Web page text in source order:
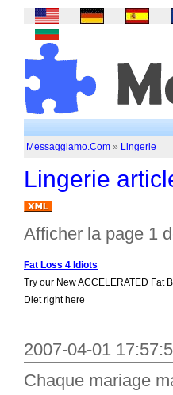
Messaggiamo.Com » Lingerie
Lingerie
Afficher la page 1
Fat Loss 4 Idiots
Try our New ACCELERATED Fat
Diet right here
2007-04-01
Chaque mariage